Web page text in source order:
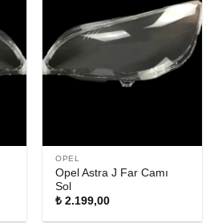
OPEL
Opel Astra J Far Camı
Sol
₺ 2.199,00